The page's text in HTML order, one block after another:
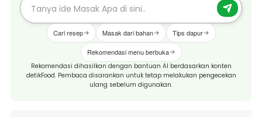
Cari resep Masak dari bahan Tips dapur
Rekomendasi menu berbuka
Rekomendasi dihasilkan dengan bantuan AI berdasarkan konten
detikFood. Pembaca disarankan untuk tetap melakukan pengecekan
ulang sebelum digunakan.